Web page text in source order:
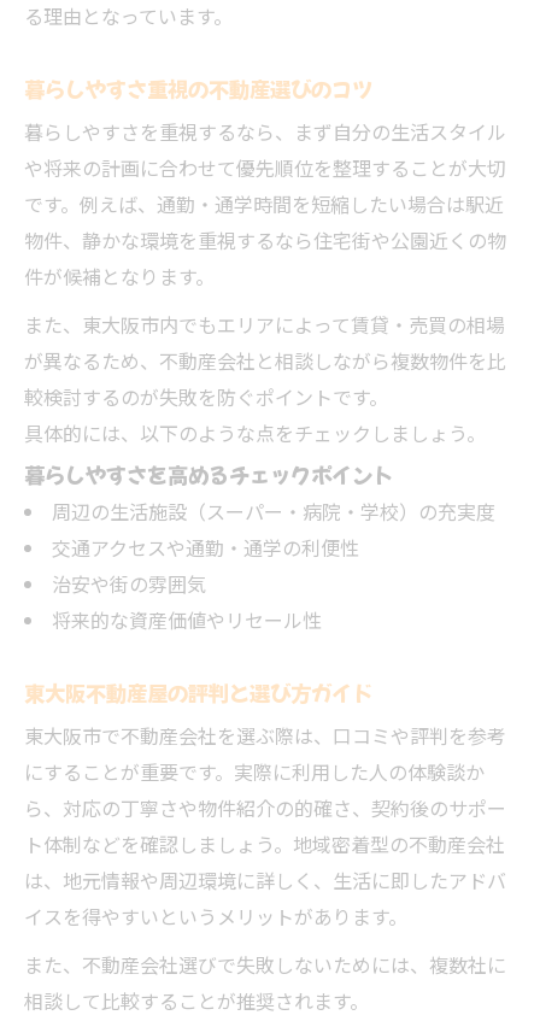
る理由となっています。
暮らしやすさ重視の不動産選びのコツ
暮らしやすさを重視するなら、まず自分の生活スタイル
や将来の計画に合わせて優先順位を整理することが大切
です。例えば、通勤・通学時間を短縮したい場合は駅近
物件、静かな環境を重視するなら住宅街や公園近くの物
件が候補となります。
また、東大阪市内でもエリアによって賃貸・売買の相場
が異なるため、不動産会社と相談しながら複数物件を比
較検討するのが失敗を防ぐポイントです。
具体的には、以下のような点をチェックしましょう。
暮らしやすさを高めるチェックポイント
周辺の生活施設（スーパー・病院・学校）の充実度
交通アクセスや通勤・通学の利便性
治安や街の雰囲気
将来的な資産価値やリセール性
東大阪不動産屋の評判と選び方ガイド
東大阪市で不動産会社を選ぶ際は、口コミや評判を参考
にすることが重要です。実際に利用した人の体験談か
ら、対応の丁寧さや物件紹介の的確さ、契約後のサポー
ト体制などを確認しましょう。地域密着型の不動産会社
は、地元情報や周辺環境に詳しく、生活に即したアドバ
イスを得やすいというメリットがあります。
また、不動産会社選びで失敗しないためには、複数社に
相談して比較することが推奨されます。